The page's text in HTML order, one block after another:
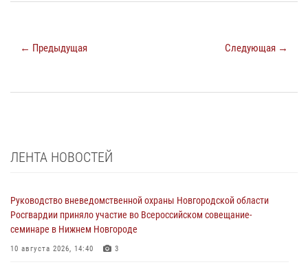
← Предыдущая Следующая →
ЛЕНТА НОВОСТЕЙ
Руководство вневедомственной охраны Новгородской области
Росгвардии приняло участие во Всероссийском совещание-
семинаре в Нижнем Новгороде
10 августа 2026, 14:40 3